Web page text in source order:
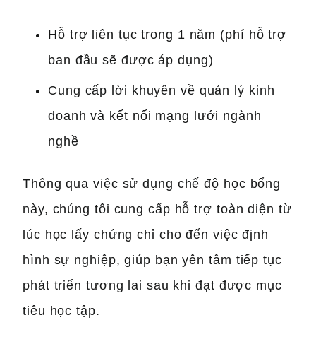
Hỗ trợ liên tục trong 1 năm (phí hỗ trợ
ban đầu sẽ được áp dụng)
Cung cấp lời khuyên về quản lý kinh
doanh và kết nối mạng lưới ngành
nghề
Thông qua việc sử dụng chế độ học bổng
này, chúng tôi cung cấp hỗ trợ toàn diện từ
lúc học lấy chứng chỉ cho đến việc định
hình sự nghiệp, giúp bạn yên tâm tiếp tục
phát triển tương lai sau khi đạt được mục
tiêu học tập.